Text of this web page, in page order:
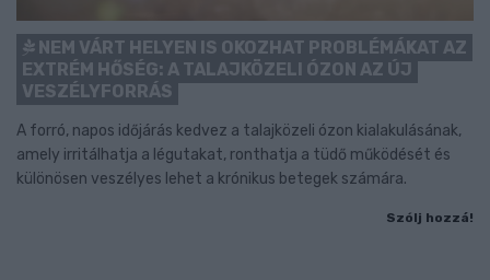
NEM VÁRT HELYEN IS OKOZHAT PROBLÉMÁKAT AZ
EXTRÉM HŐSÉG: A TALAJKÖZELI ÓZON AZ ÚJ
VESZÉLYFORRÁS
A forró, napos időjárás kedvez a talajközeli ózon kialakulásának,
amely irritálhatja a légutakat, ronthatja a tüdő működését és
különösen veszélyes lehet a krónikus betegek számára.
Szólj hozzá!